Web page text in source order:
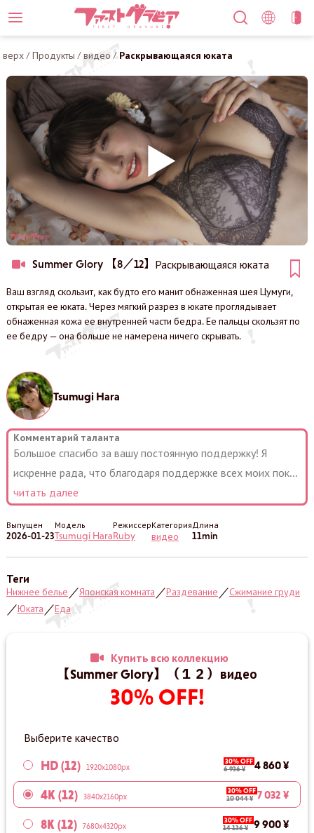
верх /Продукты /видео / Раскрывающаяся юката
Summer Glory 【8／12】 Раскрывающаяся юката
Ваш взгляд скользит, как будто его манит обнаженная шея Цумуги,
открытая ее юката. Через мягкий разрез в юкате проглядывает
обнаженная кожа ее внутренней части бедра. Ее пальцы скользят по
ее бедру — она больше не намерена ничего скрывать.
Tsumugi Hara
Комментарий таланта
Большое спасибо за вашу постоянную поддержку! Я
искренне рада, что благодаря поддержке всех моих пок...
читать далее
Выпущен
2026-01-23
Модель
Tsumugi Hara
Режиссер
Ruby
Категория
видео
Длина
11min
Теги
Нижнее белье／Японская комната／Раздевание／Сжимание груди
／Юката／Еда
Купить всю коллекцию
【Summer Glory】（１２）видео
30% OFF!
Выберите качество
HD (12) 1920x1080px
30% OFF
6 936 ¥
4 860 ¥
4K (12) 3840x2160px
30% OFF
10 044 ¥ 7 032 ¥
8K (12) 7680x4320px
30% OFF
14 136 ¥
9 900 ¥